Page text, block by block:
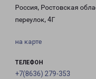
Россия, Ростовская
переулок, 4Г
на карте
ТЕЛЕФОН
+7(8636) 279-353